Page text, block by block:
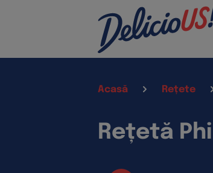
Acasă Rețete
Rețetă